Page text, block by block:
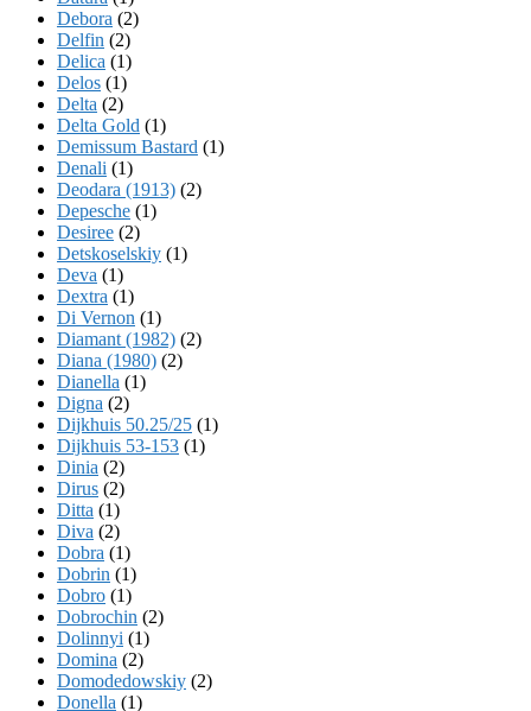
Debora (2)
Delfin (2)
Delica (1)
Delos (1)
Delta (2)
Delta Gold (1)
Demissum Bastard (1)
Denali (1)
Deodara (1913) (2)
Depesche (1)
Desiree (2)
Detskoselskiy (1)
Deva (1)
Dextra (1)
Di Vernon (1)
Diamant (1982) (2)
Diana (1980) (2)
Dianella (1)
Digna (2)
Dijkhuis 50.25/25 (1)
Dijkhuis 53-153 (1)
Dinia (2)
Dirus (2)
Ditta (1)
Diva (2)
Dobra (1)
Dobrin (1)
Dobro (1)
Dobrochin (2)
Dolinnyi (1)
Domina (2)
Domodedowskiy (2)
Donella (1)